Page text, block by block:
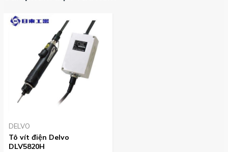
Thông số kích thước của dòng tô vít lực Delvo DLV5820H
DELVO
Tô vít điện Delvo
DLV5820H